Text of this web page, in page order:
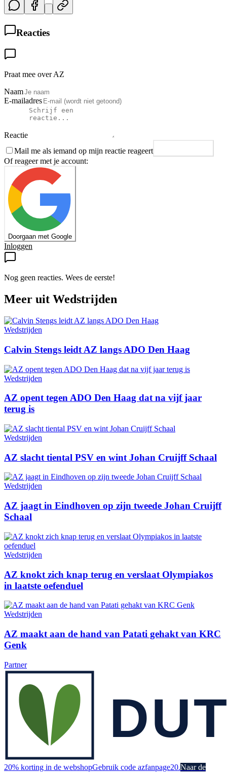
Reacties
Praat mee over AZ
Naam
E-mailadres
Reactie
Mail me als iemand op mijn reactie reageert
Of reageer met je account:
Doorgaan met Google
Inloggen
Nog geen reacties. Wees de eerste!
Meer uit Wedstrijden
Wedstrijden
Calvin Stengs leidt AZ langs ADO Den Haag
Wedstrijden
AZ opent tegen ADO Den Haag dat na vijf jaar
terug is
Wedstrijden
AZ slacht tiental PSV en wint Johan Cruijff Schaal
Wedstrijden
AZ jaagt in Eindhoven op zijn tweede Johan Cruijff
Schaal
Wedstrijden
AZ knokt zich knap terug en verslaat Olympiakos
in laatste oefenduel
Wedstrijden
AZ maakt aan de hand van Patati gehakt van KRC
Genk
Partner
20% korting in de webshopGebruik code azfanpage20.Naar de